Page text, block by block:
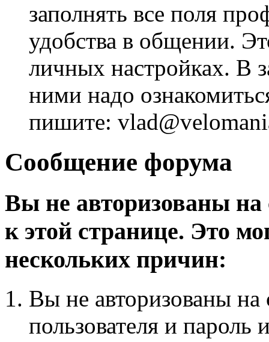
заполнять все поля
удобства в общении.
личных настройках. В
ними надо
пишите:
Сообщение форума
Вы не авторизованы на
к этой странице. Это
нескольких причин:
Вы не авторизованы на
пользователя и пароль